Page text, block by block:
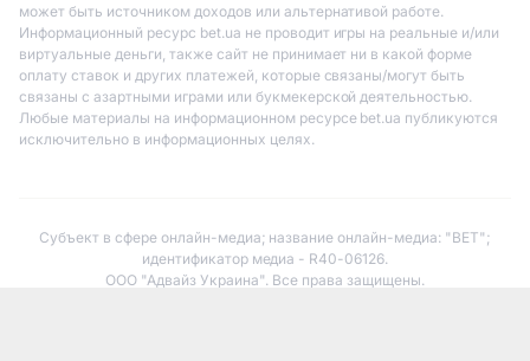
может быть источником доходов или альтернативой работе.
Информационный ресурс bet.ua не проводит игры на реальные и/или
виртуальные деньги, также сайт не принимает ни в какой форме
оплату ставок и других платежей, которые связаны/могут быть
связаны с азартными играми или букмекерской деятельностью.
Любые материалы на информационном ресурсе bet.ua публикуются
исключительно в информационных целях.
Субъект в сфере онлайн-медиа; название онлайн-медиа: "BET";
идентификатор медиа - R40-06126.
ООО "Адвайз Украина". Все права защищены.